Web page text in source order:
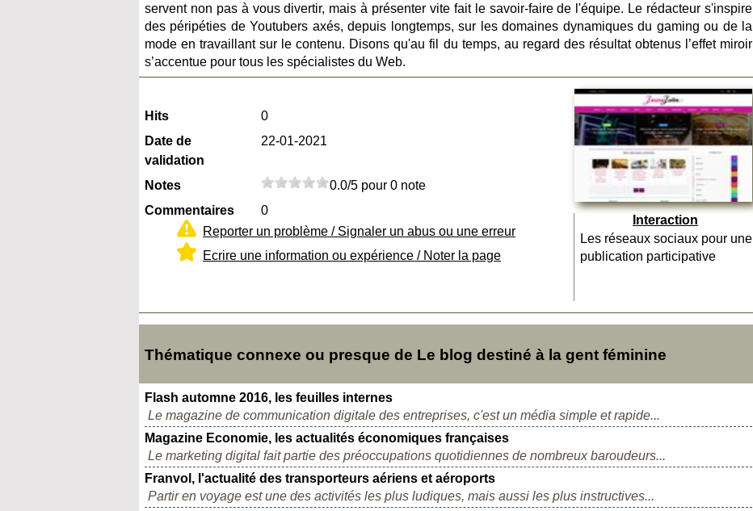
servent non pas à vous divertir, mais à présenter vite fait le savoir-faire de l'équipe. Le rédacteur s'inspire
des péripéties de Youtubers axés, depuis longtemps, sur les domaines dynamiques du gaming ou de la
mode en travaillant sur le contenu. Disons qu'au fil du temps, au regard des résultat obtenus l’effet miroir
s’accentue pour tous les spécialistes du Web.
Hits
0
Date de
validation
22-01-2021
Notes
0.0/5 pour 0 note
Commentaires
0
Reporter un problème / Signaler un abus ou une erreur
Ecrire une information ou expérience / Noter la page
Interaction
Les réseaux sociaux pour une
publication participative
Thématique connexe ou presque de Le blog destiné à la gent féminine
Flash automne 2016, les feuilles internes
Le magazine de communication digitale des entreprises, c'est un média simple et rapide...
Magazine Economie, les actualités économiques françaises
Le marketing digital fait partie des préoccupations quotidiennes de nombreux baroudeurs...
Franvol, l'actualité des transporteurs aériens et aéroports
Partir en voyage est une des activités les plus ludiques, mais aussi les plus instructives...